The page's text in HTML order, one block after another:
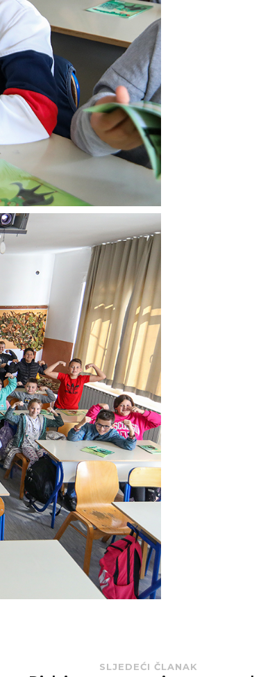
SLJEDEĆI ČLANAK